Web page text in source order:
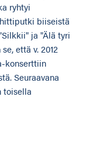
ryhtyi
biiseistä
ja "Älä tyri
että v. 2012
konserttiin
Seuraavana
toisella